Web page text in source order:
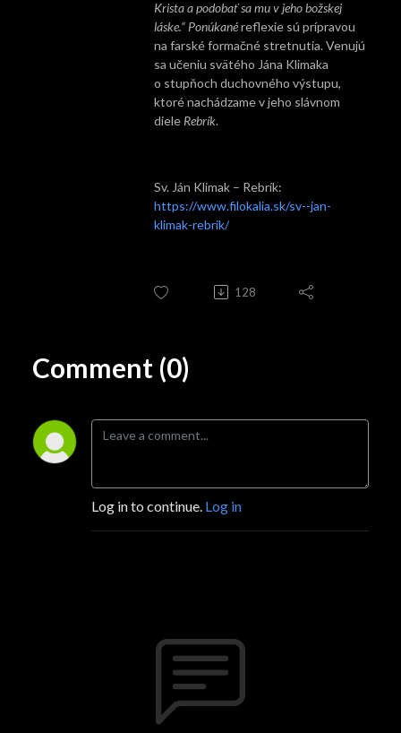
Krista a podobať sa mu v jeho božskej
láske.“ Ponúkanéreflexie sú prípravou
na farské formačné stretnutia. Venujú
sa učeniu svätého Jána Klimaka
o stupňoch duchovného výstupu,
ktoré nachádzame v jeho slávnom
diele Rebrík.
Sv. Ján Klimak – Rebrík:
https://www.filokalia.sk/sv--jan-
klimak-rebrik/
128
Comment (0)
Log in to continue. Log in